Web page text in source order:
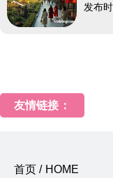
发布
友情链接：
首页 / HOME